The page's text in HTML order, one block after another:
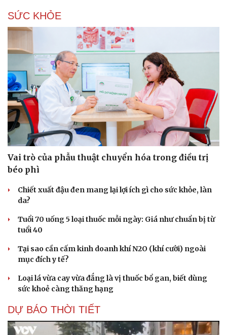
SỨC KHỎE
Vai trò của phẫu thuật chuyển hóa trong điều trị
béo phì
Chiết xuất đậu đen mang lại lợi ích gì cho sức khỏe, làn
da?
Tuổi 70 uống 5 loại thuốc mỗi ngày: Giá như chuẩn bị từ
tuổi 40
Tại sao cần cấm kinh doanh khí N2O (khí cười) ngoài
mục đích y tế?
Loại lá vừa cay vừa đắng là vị thuốc bổ gan, biết dùng
sức khoẻ càng thăng hạng
DỰ BÁO THỜI TIẾT